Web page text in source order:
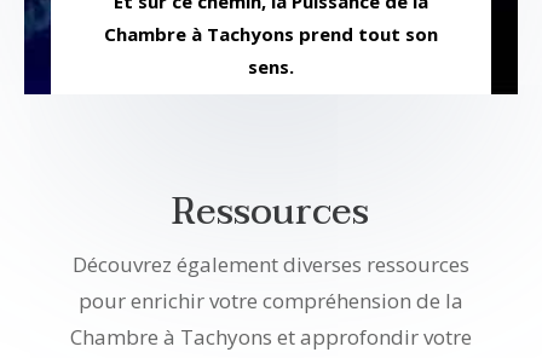
Chambre à Tachyons prend tout son
sens.
Ressources
Découvrez également diverses ressources
pour enrichir votre compréhension de la
Chambre à Tachyons et approfondir votre